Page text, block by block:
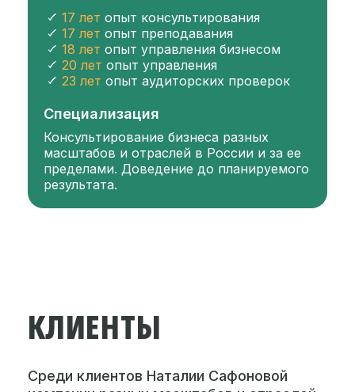
17 лет опыт консультирования
17 лет опыт преподавания
18 лет опыт управления бизнесом
20 лет опыт управления
23 лет опыт аудиторских проверок
Специализация
Консультирование бизнеса разных
масштабов и отраслей в России и за ее
пределами. Доведение до планируемого
результата.
КЛИЕНТЫ
Среди клиентов Наталии Сафоновой